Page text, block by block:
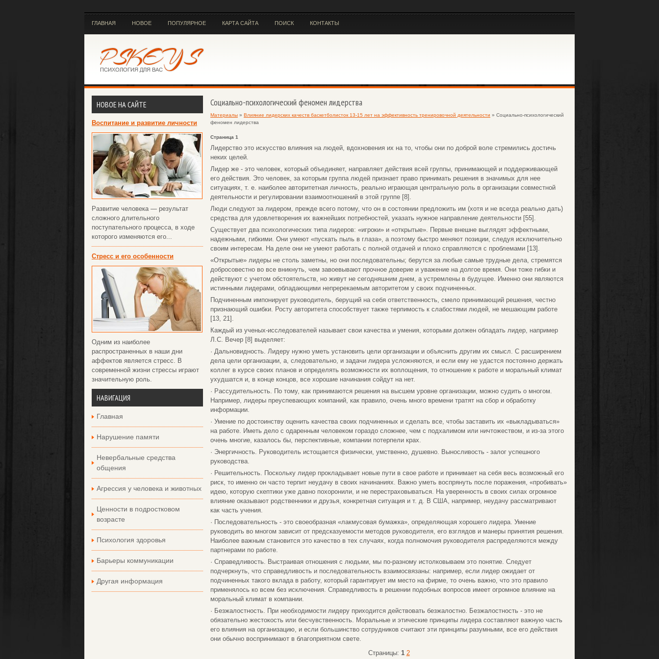
ГЛАВНАЯ НОВОЕ ПОПУЛЯРНОЕ КАРТА САЙТА ПОИСК КОНТАКТЫ
НОВОЕ НА САЙТЕ
Воспитание и развитие личности
Развитие человека — результат
сложного длительного
поступательного процесса, в ходе
которого изменяются его...
Стресс и его особенности
Одним из наиболее
распространенных в наши дни
аффектов является стресс. В
современной жизни стрессы играют
значительную роль.
НАВИГАЦИЯ
Главная
Нарушение памяти
Невербальные средства
общения
Агрессия у человека и животных
Ценности в подростковом
возрасте
Психология здоровья
Барьеры коммуникации
Другая информация
Социально-психологический феномен лидерства
Материалы » Влияние лидерских качеств баскетболисток 13-15 лет на эффективность тренировочной деятельности » Социально-психологический
феномен лидерства
Страница 1
Лидерство это искусство влияния на людей, вдохновения их на то, чтобы они по доброй воле стремились достичь
неких целей.
Лидер же - это человек, который объединяет, направляет действия всей группы, принимающей и поддерживающей
его действия. Это человек, за которым группа людей признает право принимать решения в значимых для нее
ситуациях, т. е. наиболее авторитетная личность, реально играющая центральную роль в организации совместной
деятельности и регулировании взаимоотношений в этой группе [8].
Люди следуют за лидером, прежде всего потому, что он в состоянии предложить им (хотя и не всегда реально дать)
средства для удовлетворения их важнейших потребностей, указать нужное направление деятельности [55].
Существует два психологических типа лидеров: «игроки» и «открытые». Первые внешне выглядят эффектными,
надежными, гибкими. Они умеют «пускать пыль в глаза», а поэтому быстро меняют позиции, следуя исключительно
своим интересам. На деле они не умеют работать с полной отдачей и плохо справляются с проблемами [13].
«Открытые» лидеры не столь заметны, но они последовательны; берутся за любые самые трудные дела, стремятся
добросовестно во все вникнуть, чем завоевывают прочное доверие и уважение на долгое время. Они тоже гибки и
действуют с учетом обстоятельств, но живут не сегодняшним днем, а устремлены в будущее. Именно они являются
истинными лидерами, обладающими непререкаемым авторитетом у своих подчиненных.
Подчиненным импонирует руководитель, берущий на себя ответственность, смело принимающий решения, честно
признающий ошибки. Росту авторитета способствует также терпимость к слабостями людей, не мешающим работе
[13, 21].
Каждый из ученых-исследователей называет свои качества и умения, которыми должен обладать лидер, например
Л.С. Вечер [8] выделяет:
· Дальновидность. Лидеру нужно уметь установить цели организации и объяснить другим их смысл. С расширением
дела цели организации, а, следовательно, и задачи лидера усложняются, и если ему не удастся постоянно держать
коллег в курсе своих планов и определять возможности их воплощения, то отношение к работе и моральный климат
ухудшатся и, в конце концов, все хорошие начинания сойдут на нет.
· Рассудительность. По тому, как принимаются решения на высшем уровне организации, можно судить о многом.
Например, лидеры преуспевающих компаний, как правило, очень много времени тратят на сбор и обработку
информации.
· Умение по достоинству оценить качества своих подчиненных и сделать все, чтобы заставить их «выкладываться»
на работе. Иметь дело с одаренным человеком гораздо сложнее, чем с подхалимом или ничтожеством, и из-за этого
очень многие, казалось бы, перспективные, компании потерпели крах.
· Энергичность. Руководитель истощается физически, умственно, душевно. Выносливость - залог успешного
руководства.
· Решительность. Поскольку лидер прокладывает новые пути в свое работе и принимает на себя весь возможный его
риск, то именно он часто терпит неудачу в своих начинаниях. Важно уметь воспрянуть после поражения, «пробивать»
идею, которую скептики уже давно похоронили, и не перестраховываться. На уверенность в своих силах огромное
влияние оказывают родственники и друзья, конкретная ситуация и т. д. В США, например, неудачу рассматривают
как часть учения.
· Последовательность - это своеобразная «лакмусовая бумажка», определяющая хорошего лидера. Умение
руководить во многом зависит от предсказуемости методов руководителя, его взглядов и манеры принятия решения.
Наиболее важным становится это качество в тех случаях, когда полномочия руководителя распределяются между
партнерами по работе.
· Справедливость. Выстраивая отношения с людьми, мы по-разному истолковываем это понятие. Следует
подчеркнуть, что справедливость и последовательность взаимосвязаны: например, если лидер ожидает от
подчиненных такого вклада в работу, который гарантирует им место на фирме, то очень важно, что это правило
применялось ко всем без исключения. Справедливость в решении подобных вопросов имеет огромное влияние на
моральный климат в компании.
· Безжалостность. При необходимости лидеру приходится действовать безжалостно. Безжалостность - это не
обязательно жестокость или бесчувственность. Моральные и этические принципы лидера составляют важную часть
его влияния на организацию, и если большинство сотрудников считают эти принципы разумными, все его действия
они обычно воспринимают в благоприятном свете.
Страницы: 1 2